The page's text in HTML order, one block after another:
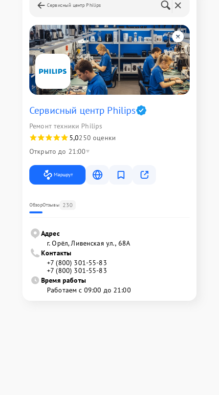
Сервисный центр Philips
Сервисный центр Philips
Ремонт техники Philips
5,0250 оценки
Открыто до 21:00
Маршрут
ОбзорОтзывы 230
Адрес
г. Орёл, Ливенская ул., 68А
Контакты
+7 (800) 301-55-83
+7 (800) 301-55-83
Время работы
Работаем с 09:00 до 21:00